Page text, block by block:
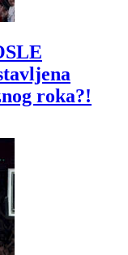
roka?!